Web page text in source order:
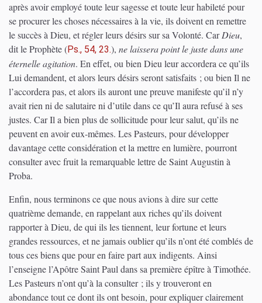
après avoir employé toute leur sagesse et toute leur habileté pour
se procurer les choses nécessaires à la vie, ils doivent en remettre
le succès à Dieu, et régler leurs désirs sur sa Volonté. CarDieu,
dit le Prophète(Ps., 54, 23.), ne laissera point le juste dans une
éternelle agitation. En effet, ou bien Dieu leur accordera ce qu’ils
Lui demandent, et alors leurs désirs seront satisfaits ; ou bien Il ne
l’accordera pas, et alors ils auront une preuve manifeste qu’il n’y
avait rien ni de salutaire ni d’utile dans ce qu’Il aura refusé à ses
justes. Car Il a bien plus de sollicitude pour leur salut, qu’ils ne
peuvent en avoir eux-mêmes. Les Pasteurs, pour développer
davantage cette considération et la mettre en lumière, pourront
consulter avec fruit la remarquable lettre de Saint Augustin à
Proba.
Enfin, nous terminons ce que nous avions à dire sur cette
quatrième demande, en rappelant aux riches qu’ils doivent
rapporter à Dieu, de qui ils les tiennent, leur fortune et leurs
grandes ressources, et ne jamais oublier qu’ils n’ont été comblés de
tous ces biens que pour en faire part aux indigents. Ainsi
l’enseigne l’Apôtre Saint Paul dans sa première épître à Timothée.
Les Pasteurs n’ont qu’à la consulter ; ils y trouveront en
abondance tout ce dont ils ont besoin, pour expliquer clairement